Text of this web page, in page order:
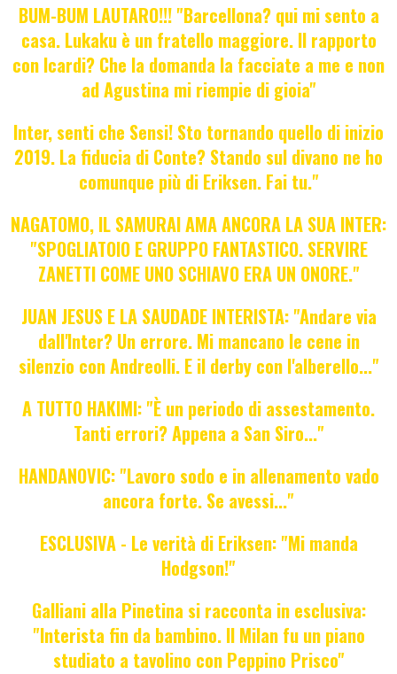
BUM-BUM LAUTARO!!! "Barcellona? qui mi sento a
casa. Lukaku è un fratello maggiore. Il rapporto
con Icardi? Che la domanda la facciate a me e non
ad Agustina mi riempie di gioia"
Inter, senti che Sensi! Sto tornando quello di inizio
2019. La fiducia di Conte? Stando sul divano ne ho
comunque più di Eriksen. Fai tu."
NAGATOMO, IL SAMURAI AMA ANCORA LA SUA INTER:
"SPOGLIATOIO E GRUPPO FANTASTICO. SERVIRE
ZANETTI COME UNO SCHIAVO ERA UN ONORE."
JUAN JESUS E LA SAUDADE INTERISTA: "Andare via
dall'Inter? Un errore. Mi mancano le cene in
silenzio con Andreolli. E il derby con l'alberello..."
A TUTTO HAKIMI: "È un periodo di assestamento.
Tanti errori? Appena a San Siro..."
HANDANOVIC: "Lavoro sodo e in allenamento vado
ancora forte. Se avessi..."
ESCLUSIVA - Le verità di Eriksen: "Mi manda
Hodgson!"
Galliani alla Pinetina si racconta in esclusiva:
"Interista fin da bambino. Il Milan fu un piano
studiato a tavolino con Peppino Prisco"